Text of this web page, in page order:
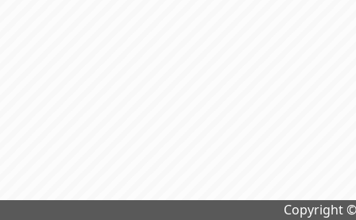
Copyright ©